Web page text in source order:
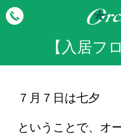
【入居フ
７月７日は七夕
ということで、オ